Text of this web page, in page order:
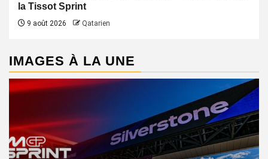
la Tissot Sprint
9 août 2026 Qatarien
IMAGES À LA UNE